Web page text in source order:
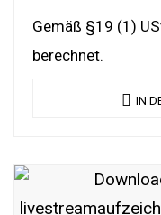
Gemäß §19 (1)
berechnet.
IN